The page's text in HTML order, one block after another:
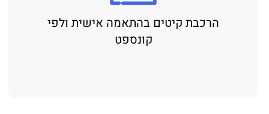
הרכבת קיטים בהתאמה אישית ולפי
קונספט